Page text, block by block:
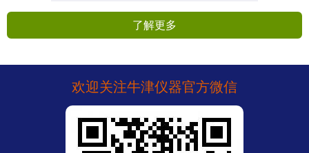
了解更多
欢迎关注牛津仪器官方微信